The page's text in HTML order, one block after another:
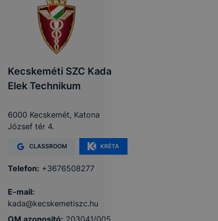
Kecskeméti SZC Kada
Elek Technikum
6000 Kecskemét, Katona
József tér 4.
CLASSROOM KRÉTA
Telefon: +3676508277
E-mail:
kada@kecskemetiszc.hu
OM azonosító: 203041/005